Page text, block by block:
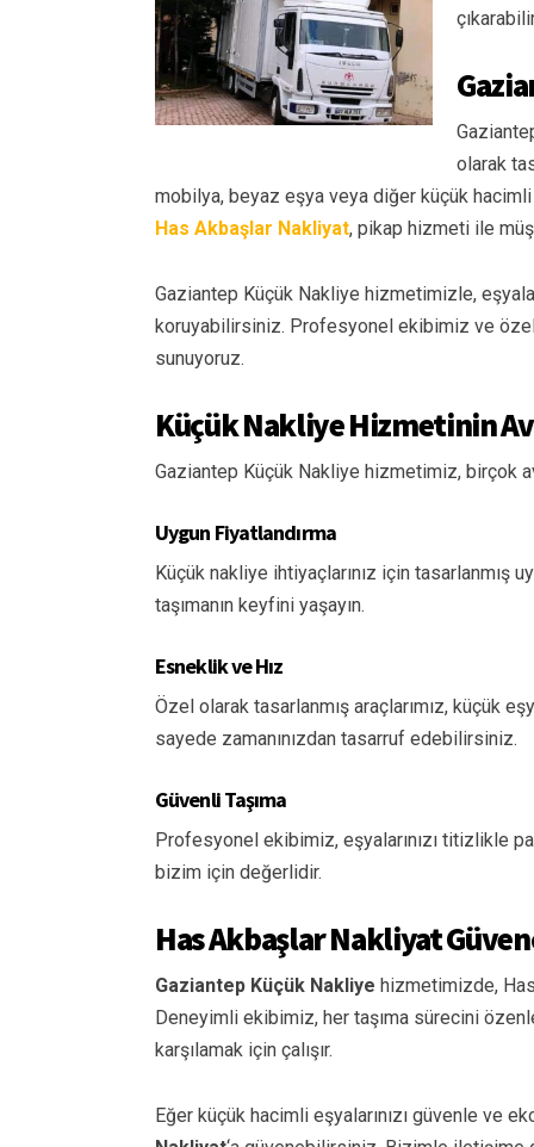
olarak
mobilya, beyaz eşya veya diğer küçük hacimli
Has Akbaşlar Nakliyat, pikap hizmeti ile
Gaziantep Küçük Nakliye hizmetimizle,
koruyabilirsiniz. Profesyonel ekibimiz ve özel
sunuyoruz.
Küçük Nakliye Hizmetinin
Gaziantep Küçük Nakliye hizmetimiz, birçok
Uygun Fiyatlandırma
Küçük nakliye ihtiyaçlarınız için tasarlanmış
taşımanın keyfini yaşayın.
Esneklik ve Hız
Özel olarak tasarlanmış araçlarımız, küçük
sayede zamanınızdan tasarruf edebilirsiniz.
Güvenli Taşıma
Profesyonel ekibimiz, eşyalarınızı titizlikle
bizim için değerlidir.
Has Akbaşlar Nakliyat
Gaziantep Küçük Nakliye hizmetimizde,
Deneyimli ekibimiz, her taşıma sürecini
karşılamak için çalışır.
Eğer küçük hacimli eşyalarınızı güvenle ve